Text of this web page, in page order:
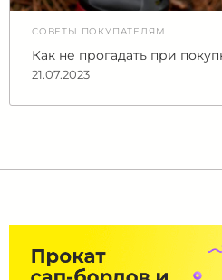
СОВЕТЫ ПОКУПАТЕЛЯМ
Как не прогадать при
21.07.2023